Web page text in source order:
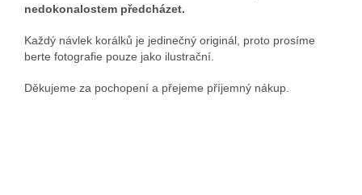
nedokonalostem předcházet.
Každý návlek korálků je jedinečný originál, proto prosíme
berte fotografie pouze jako ilustrační.
Děkujeme za pochopení a přejeme příjemný nákup.